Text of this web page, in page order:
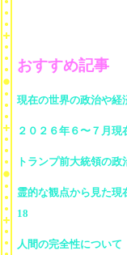
おすすめ記事
現在の世界の政治や
２０２６年６〜７月
トランプ前大統領の
霊的な観点から見た
18
人間の完全性につい